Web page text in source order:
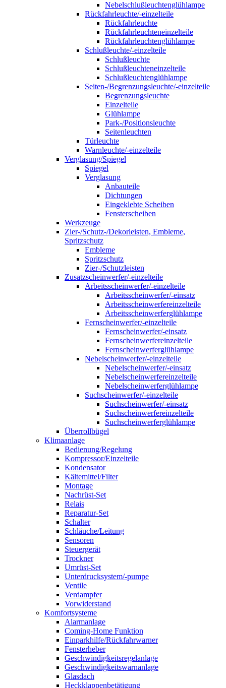
Nebelschlußleuchtenglühlampe
Rückfahrleuchte/-einzelteile
Rückfahrleuchte
Rückfahrleuchteneinzelteile
Rückfahrleuchtenglühlampe
Schlußleuchte/-einzelteile
Schlußleuchte
Schlußleuchteneinzelteile
Schlußleuchtenglühlampe
Seiten-/Begrenzungsleuchte/-einzelteile
Begrenzungsleuchte
Einzelteile
Glühlampe
Park-/Positionsleuchte
Seitenleuchten
Türleuchte
Warnleuchte/-einzelteile
Verglasung/Spiegel
Spiegel
Verglasung
Anbauteile
Dichtungen
Eingeklebte Scheiben
Fensterscheiben
Werkzeuge
Zier-/Schutz-/Dekorleisten, Embleme,
Spritzschutz
Embleme
Spritzschutz
Zier-/Schutzleisten
Zusatzscheinwerfer/-einzelteile
Arbeitsscheinwerfer/-einzelteile
Arbeitsscheinwerfer/-einsatz
Arbeitsscheinwerfereinzelteile
Arbeitsscheinwerferglühlampe
Fernscheinwerfer/-einzelteile
Fernscheinwerfer/-einsatz
Fernscheinwerfereinzelteile
Fernscheinwerferglühlampe
Nebelscheinwerfer/-einzelteile
Nebelscheinwerfer/-einsatz
Nebelscheinwerfereinzelteile
Nebelscheinwerferglühlampe
Suchscheinwerfer/-einzelteile
Suchscheinwerfer/-einsatz
Suchscheinwerfereinzelteile
Suchscheinwerferglühlampe
Überrollbügel
Klimaanlage
Bedienung/Regelung
Kompressor/Einzelteile
Kondensator
Kältemittel/Filter
Montage
Nachrüst-Set
Relais
Reparatur-Set
Schalter
Schläuche/Leitung
Sensoren
Steuergerät
Trockner
Umrüst-Set
Unterdrucksystem/-pumpe
Ventile
Verdampfer
Vorwiderstand
Komfortsysteme
Alarmanlage
Coming-Home Funktion
Einparkhilfe/Rückfahrwarner
Fensterheber
Geschwindigkeitsregelanlage
Geschwindigkeitswarnanlage
Glasdach
Heckklappenbetätigung